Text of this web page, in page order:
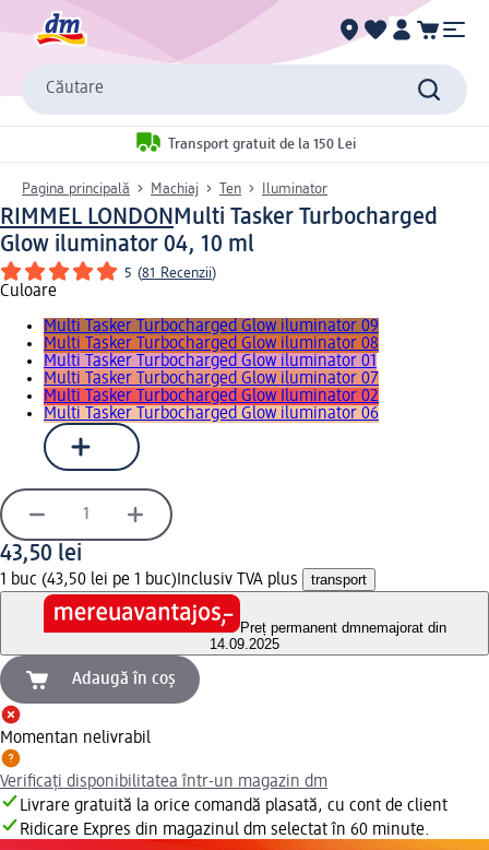
Căutare
Transport gratuit de la 150 Lei
Pagina principală Machiaj Ten Iluminator
RIMMEL LONDONMulti Tasker Turbocharged
Glow iluminator 04, 10 ml
5 (81 Recenzii)
Culoare
Multi Tasker Turbocharged Glow iluminator 09
Multi Tasker Turbocharged Glow iluminator 08
Multi Tasker Turbocharged Glow iluminator 01
Multi Tasker Turbocharged Glow iluminator 07
Multi Tasker Turbocharged Glow Iluminator 02
Multi Tasker Turbocharged Glow iluminator 06
43,50 lei
1 buc (43,50 lei pe 1 buc) Inclusiv TVA plus transport
Preț permanent dmnemajorat din
14.09.2025
Adaugă în coș
Momentan nelivrabil
Verificați disponibilitatea într-un magazin dm
Livrare gratuită la orice comandă plasată, cu cont de client
Ridicare Expres din magazinul dm selectat în 60 minute.